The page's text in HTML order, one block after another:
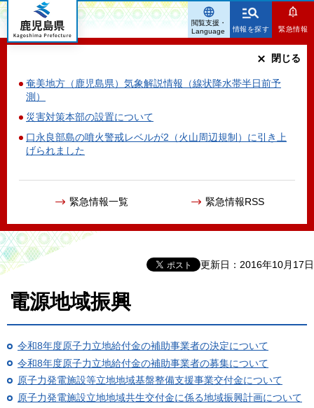
鹿児島県
情報を探す 緊急情報
奄美地方（鹿児島県）気象解説情報（線状降水帯半日前予
測）
災害対策本部の設置について
口永良部島の噴火警戒レベルが2（火山周辺規制）に引き上
げられました
緊急情報一覧 緊急情報RSS
閉じる
閲覧支援・
Language
更新日：2016年10月17日
電源地域振興
令和8年度原子力立地給付金の補助事業者の決定について
令和8年度原子力立地給付金の補助事業者の募集について
原子力発電施設等立地地域基盤整備支援事業交付金について
原子力発電施設立地地域共生交付金に係る地域振興計画について